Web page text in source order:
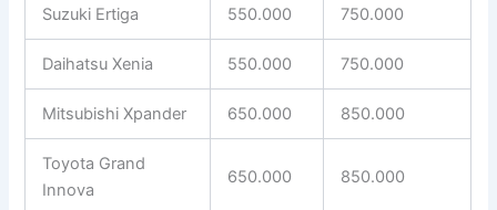
Suzuki Ertiga 550.000 750.000
Daihatsu Xenia 550.000 750.000
Mitsubishi Xpander 650.000 850.000
Toyota Grand
Innova
650.000 850.000